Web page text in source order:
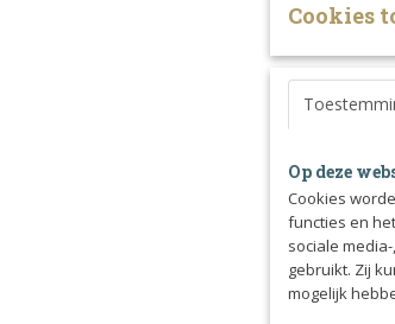
Cookies
Op deze
Cookies
functies en
sociale
gebruikt. Zij
mogelijk